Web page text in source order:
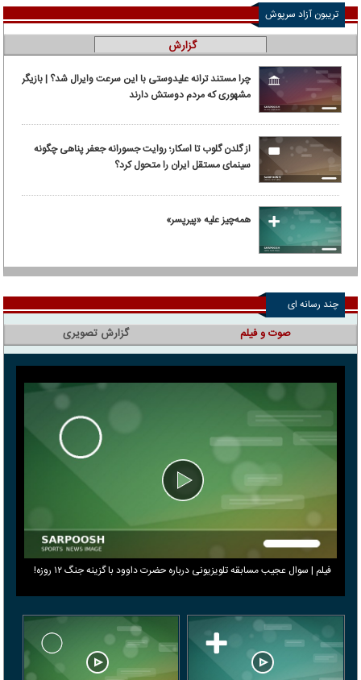
تریبون آزاد سرپوش
گزارش
چرا مستند ترانه علیدوستی با این سرعت وایرال شد؟ | بازیگر
مشهوری که مردم دوستش دارند
از گلدن گلوب تا اسکار؛ روایت جسورانه جعفر پناهی چگونه
سینمای مستقل ایران را متحول کرد؟
همه‌چیز علیه «پیرپسر»
چند رسانه ای
صوت و فیلم
فیلم | سوال عجیب مسابقه تلویزیونی درباره حضرت داوود با گزینه جنگ ۱۲ روزه!
گزارش تصویری